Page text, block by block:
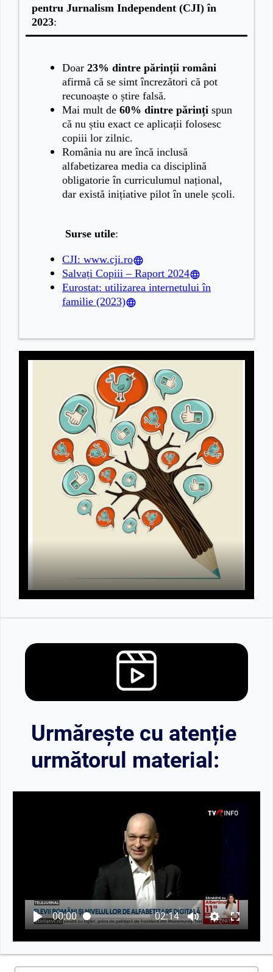
pentru Jurnalism Independent (CJI) în
2023:
Doar 23% dintre părinții români
afirmă că se simt încrezători că pot
recunoaște o știre falsă.
Mai mult de 60% dintre părinți spun
că nu știu exact ce aplicații folosesc
copiii lor zilnic.
România nu are încă inclusă
alfabetizarea media ca disciplină
obligatorie în curriculumul național,
dar există inițiative pilot în unele școli.
Surse utile:
CJI: www.cji.ro
Salvați Copiii – Raport 2024
Eurostat: utilizarea internetului în
familie (2023)
Urmărește cu atenție
următorul material:
00:00 02:14